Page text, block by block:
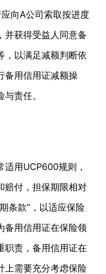
向A公司索取按进度
并获得受益人同意备
，以满足减额判断依
备用信用证减额操
责任。
适用UCP600规则，
赔付，担保期限相对
条款”，以适应保险
备用信用证在保险领
职责，备用信用证在
上需要充分考虑保险